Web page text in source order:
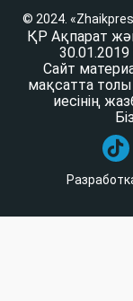
© 2024.
ҚР Ақпарат
30.01.2019
Сайт
мақсатта
иесінің